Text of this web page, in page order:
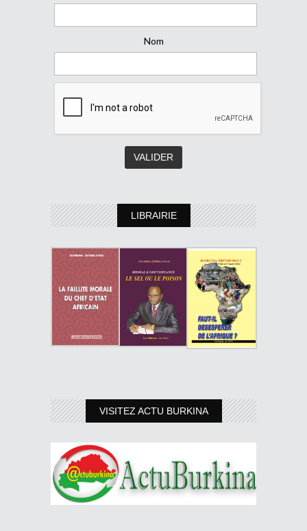
Nom
LIBRAIRIE
VISITEZ ACTU BURKINA